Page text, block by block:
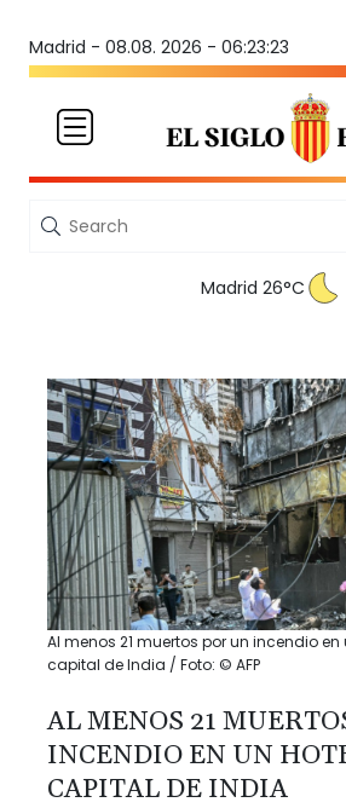
Madrid - 08.08. 2026 - 06:23:24
Madrid 26°C
Al menos 21 muertos por un incendio en
capital de India / Foto: © AFP
AL MENOS 21
INCENDIO EN UN
CAPITAL DE INDIA